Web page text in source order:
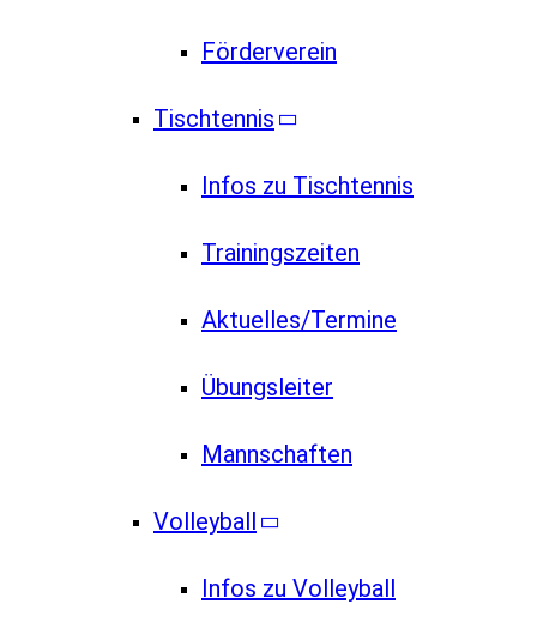
Förderverein
Tischtennis
Infos zu Tischtennis
Trainingszeiten
Aktuelles/Termine
Übungsleiter
Mannschaften
Volleyball
Infos zu Volleyball